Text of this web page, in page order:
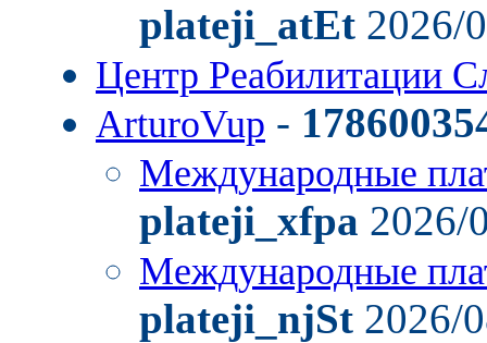
plateji_atEt 2026/
Центр Реабилитации
ArturoVup -
Международные
plateji_xfpa 2026/
Международные
plateji_njSt 2026/